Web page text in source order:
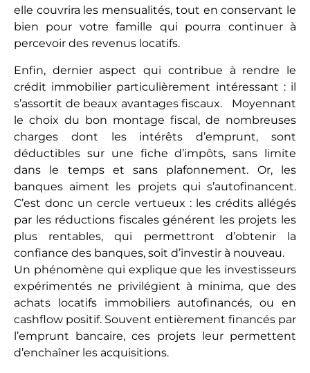
Déduire ses charges est une possibilité, en effet,
offerte aux investisseurs tournés vers la location
vide comme la location meublée. Attention
cependant, à choisir pour cela, le bon régime fiscal.